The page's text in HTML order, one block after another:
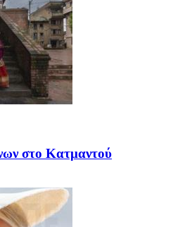
στο Κατμαντού